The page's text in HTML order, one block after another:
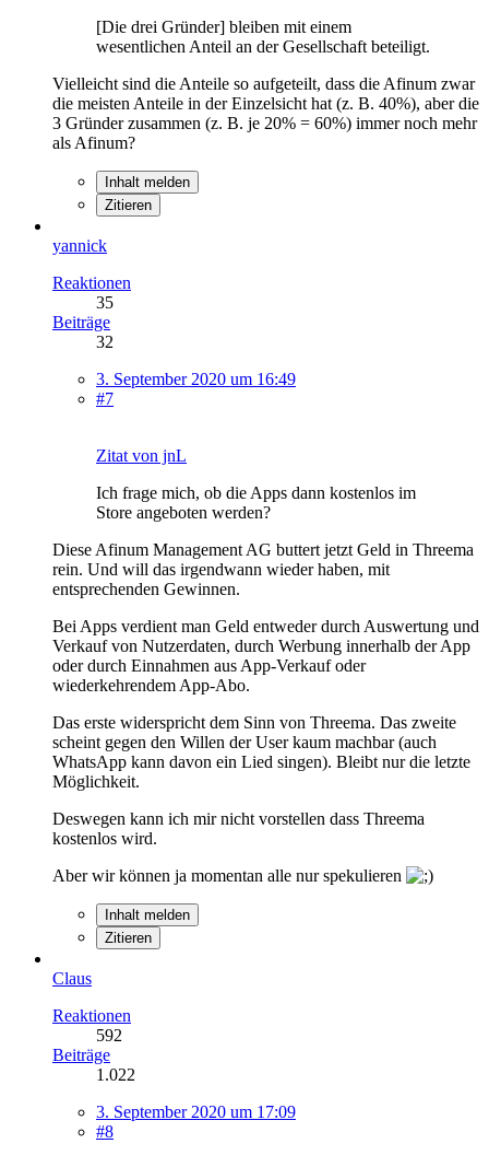
[Die drei Gründer] bleiben mit einem
wesentlichen Anteil an der Gesellschaft beteiligt.
Vielleicht sind die Anteile so aufgeteilt, dass die Afinum zwar
die meisten Anteile in der Einzelsicht hat (z. B. 40%), aber die
3 Gründer zusammen (z. B. je 20% = 60%) immer noch mehr
als Afinum?
Inhalt melden
Zitieren
yannick
Reaktionen
35
Beiträge
32
3. September 2020 um 16:49
#7
Zitat von jnL
Ich frage mich, ob die Apps dann kostenlos im
Store angeboten werden?
Diese Afinum Management AG buttert jetzt Geld in Threema
rein. Und will das irgendwann wieder haben, mit
entsprechenden Gewinnen.
Bei Apps verdient man Geld entweder durch Auswertung und
Verkauf von Nutzerdaten, durch Werbung innerhalb der App
oder durch Einnahmen aus App-Verkauf oder
wiederkehrendem App-Abo.
Das erste widerspricht dem Sinn von Threema. Das zweite
scheint gegen den Willen der User kaum machbar (auch
WhatsApp kann davon ein Lied singen). Bleibt nur die letzte
Möglichkeit.
Deswegen kann ich mir nicht vorstellen dass Threema
kostenlos wird.
Aber wir können ja momentan alle nur spekulieren
Inhalt melden
Zitieren
Claus
Reaktionen
592
Beiträge
1.022
3. September 2020 um 17:09
#8